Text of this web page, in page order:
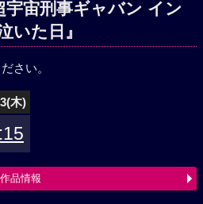
宇宙刑事ギャバン イン
いた日』
さい。
木)
作品情報